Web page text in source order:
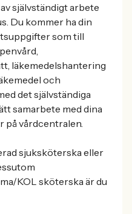
självständigt arbete
Du kommer ha din
som till
läkemedelshantering
och
det självständiga
samarbete med dina
vårdcentralen.
sjuksköterska eller
KOL sköterska är du